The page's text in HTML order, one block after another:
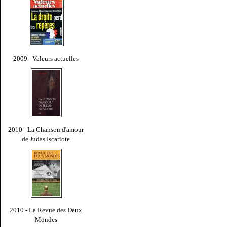
2009 - Valeurs actuelles
2010 - La Chanson d'amour
de Judas Iscariote
2010 - La Revue des Deux
Mondes